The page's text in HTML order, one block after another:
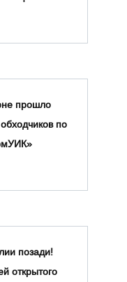
прошло
по
позади!
открытого